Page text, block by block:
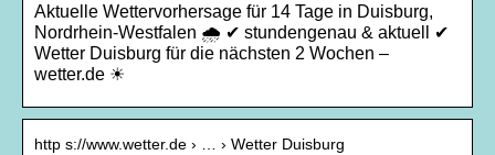
Aktuelle Wettervorhersage für 14 Tage in Duisburg,
Nordrhein-Westfalen 🌧️ ✔ stundengenau & aktuell ✔
Wetter Duisburg für die nächsten 2 Wochen –
wetter.de ☀
http s://www.wetter.de › … › Wetter Duisburg